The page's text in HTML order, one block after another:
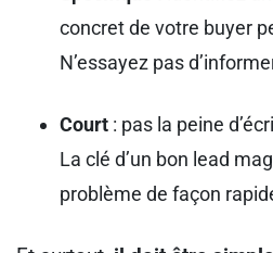
concret de votre buyer
N’essayez pas
Court : pas la peine
La clé d’un bon lead
problème de façon